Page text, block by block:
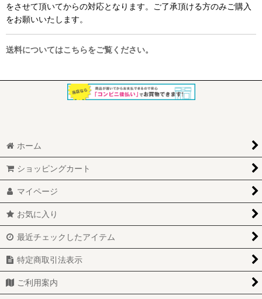
をさせて頂いてからの対応となります。ご了承頂ける方のみご購入
をお願いいたします。
送料についてはこちらをご覧ください。
ホーム
ショッピングカート
マイページ
お気に入り
最近チェックしたアイテム
特定商取引法表示
ご利用案内